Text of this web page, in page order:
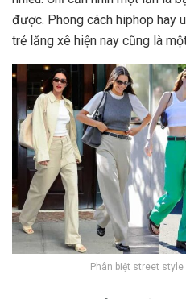
được. Phong cách hiphop hay
trẻ lăng xê hiện nay cũng là
Phân biệt street